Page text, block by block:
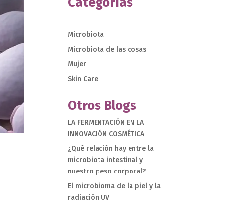
Microbiota
Microbiota de las cosas
Mujer
Skin Care
Otros Blogs
LA FERMENTACIÓN EN LA
INNOVACIÓN COSMÉTICA
¿Qué relación hay entre la
microbiota intestinal y
nuestro peso corporal?
El microbioma de la piel y la
radiación UV